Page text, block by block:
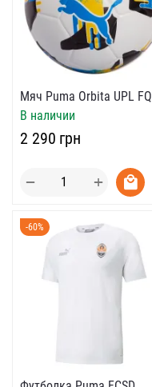
Мяч Puma Orbita UPL FQ
В наличии
‍2 290‍ грн
+
−
-60%